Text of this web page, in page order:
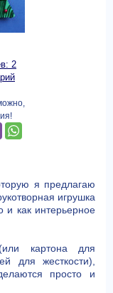
2
я предлагаю
игрушка
и как интерьерное
картона для
для жесткости),
просто и